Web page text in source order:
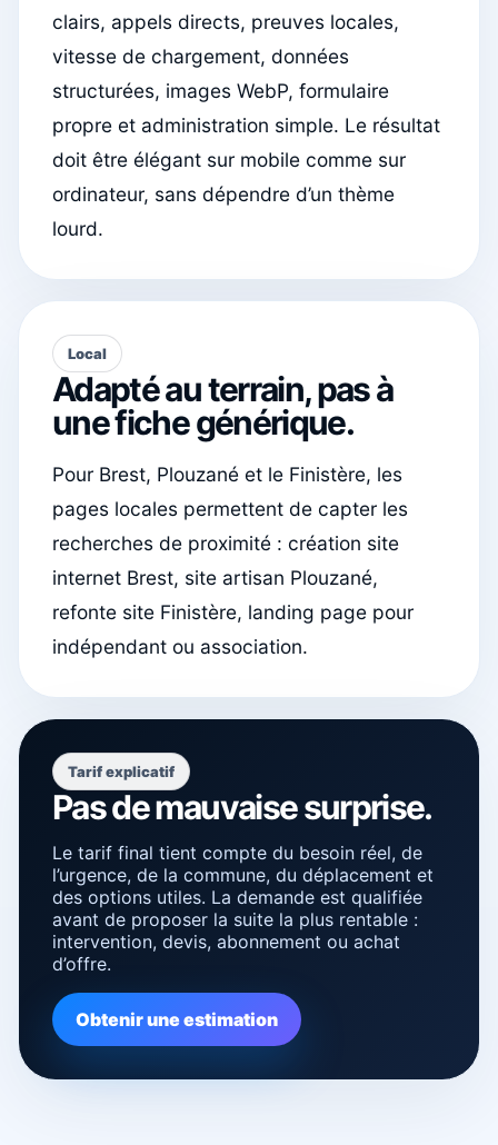
clairs, appels directs, preuves locales,
vitesse de chargement, données
structurées, images WebP, formulaire
propre et administration simple. Le résultat
doit être élégant sur mobile comme sur
ordinateur, sans dépendre d’un thème
lourd.
Local
Adapté au terrain, pas à
une fiche générique.
Pour Brest, Plouzané et le Finistère, les
pages locales permettent de capter les
recherches de proximité : création site
internet Brest, site artisan Plouzané,
refonte site Finistère, landing page pour
indépendant ou association.
Tarif explicatif
Pas de mauvaise surprise.
Le tarif final tient compte du besoin réel, de
l’urgence, de la commune, du déplacement et
des options utiles. La demande est qualifiée
avant de proposer la suite la plus rentable :
intervention, devis, abonnement ou achat
d’offre.
Obtenir une estimation